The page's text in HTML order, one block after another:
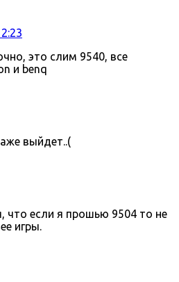
это слим 9540, все
и benq
выйдет..(
что если я прошью 9504 то не
игры.